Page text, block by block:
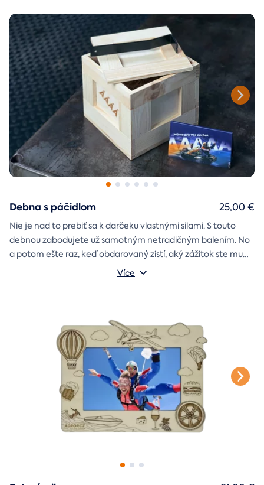
Debna s páčidlom
Nie je nad to prebiť sa k darčeku vlastnými silami. S touto
debnou zabodujete už samotným netradičným balením. No
a potom ešte raz, keď obdarovaný zistí, aký zážitok ste mu
darčekovú skladačku
Vonkajšie rozmery: 20 × 20 × 20 cm
Více
25,00 €